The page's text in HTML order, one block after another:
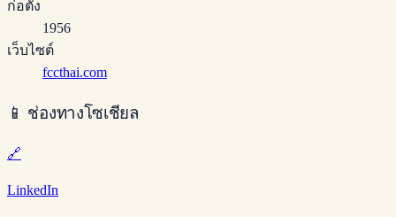
ก่อตั้ง
1956
เว็บไซต์
fccthai.com
📱 ช่องทางโซเชียล
🔗
LinkedIn